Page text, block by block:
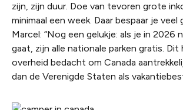
zijn, zijn duur. Doe van tevoren grote
minimaal een week. Daar bespaar je veel
Marcel: “Nog een gelukje: als je in 2026
gaat, zijn alle nationale parken gratis.
overheid bedacht om Canada
dan de Verenigde Staten als